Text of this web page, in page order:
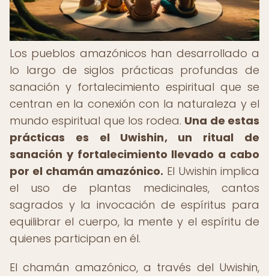
Los pueblos amazónicos han desarrollado a
lo largo de siglos prácticas profundas de
sanación y fortalecimiento espiritual que se
centran en la conexión con la naturaleza y el
mundo espiritual que los rodea. Una de estas
prácticas es el Uwishin, un ritual de
sanación y fortalecimiento llevado a cabo
por el chamán amazónico. El Uwishin implica
el uso de plantas medicinales, cantos
sagrados y la invocación de espíritus para
equilibrar el cuerpo, la mente y el espíritu de
quienes participan en él.
El chamán amazónico, a través del Uwishin,